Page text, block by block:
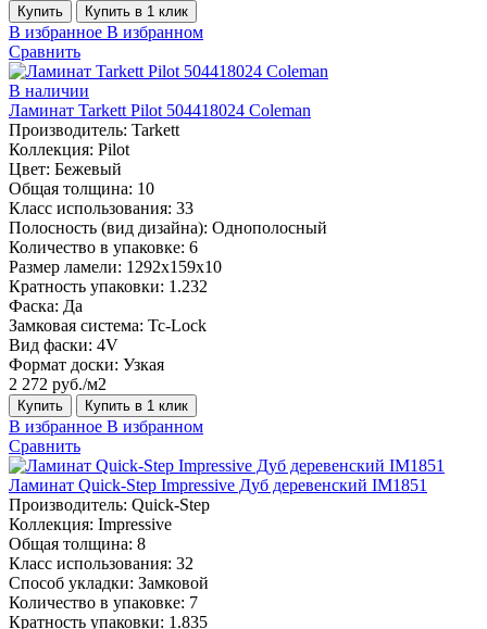
Купить Купить в 1 клик
В избранное В избранном
Сравнить
В наличии
Ламинат Tarkett Pilot 504418024 Coleman
Производитель: Tarkett
Коллекция: Pilot
Цвет: Бежевый
Общая толщина: 10
Класс использования: 33
Полосность (вид дизайна): Однополосный
Количество в упаковке: 6
Размер ламели: 1292x159х10
Кратность упаковки: 1.232
Фаска: Да
Замковая система: Tc-Lock
Вид фаски: 4V
Формат доски: Узкая
2 272 руб./м2
Купить Купить в 1 клик
В избранное В избранном
Сравнить
Ламинат Quick-Step Impressive Дуб деревенский IM1851
Производитель: Quick-Step
Коллекция: Impressive
Общая толщина: 8
Класс использования: 32
Способ укладки: Замковой
Количество в упаковке: 7
Кратность упаковки: 1.835